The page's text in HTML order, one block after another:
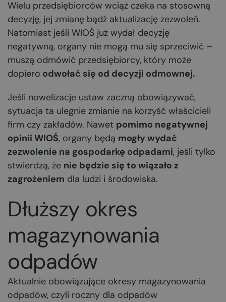
Wielu przedsiębiorców wciąż czeka na stosowną
decyzję, jej zmianę bądź aktualizację zezwoleń.
Natomiast jeśli WIOŚ już wydał decyzję
negatywną, organy nie mogą mu się sprzeciwić –
muszą odmówić przedsiębiorcy, który może
dopiero odwołać się od decyzji odmownej.
Jeśli nowelizacje ustaw zaczną obowiązywać,
sytuacja ta ulegnie zmianie na korzyść właścicieli
firm czy zakładów. Nawet pomimo negatywnej
opinii WIOŚ, organy będą mogły wydać
zezwolenie na gospodarkę odpadami, jeśli tylko
stwierdzą, że nie będzie się to wiązało z
zagrożeniem dla ludzi i środowiska.
Dłuższy okres
magazynowania
odpadów
Aktualnie obowiązujące okresy magazynowania
odpadów, czyli roczny dla odpadów